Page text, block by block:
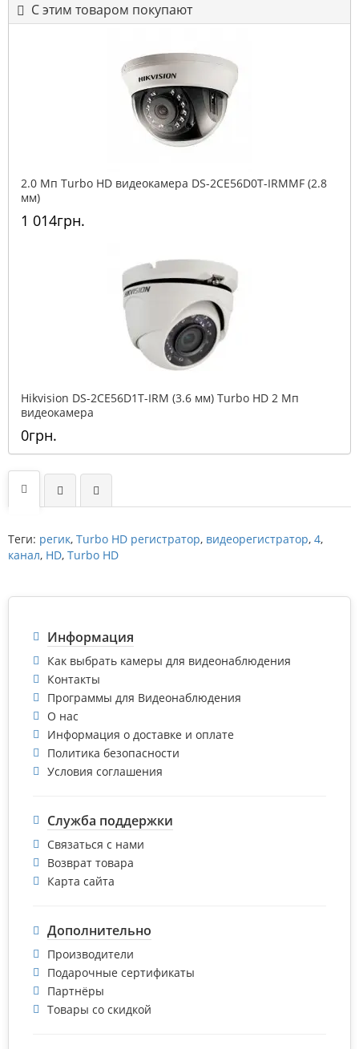
С этим товаром покупают
2.0 Мп Turbo HD видеокамера DS-2CE56D0T-IRMMF (2.8
мм)
1 014грн.
Hikvision DS-2CE56D1T-IRM (3.6 мм) Turbo HD 2 Мп
видеокамера
0грн.
Теги: регик, Turbo HD регистратор, видеорегистратор, 4,
канал, HD, Turbo HD
Информация
Как выбрать камеры для видеонаблюдения
Контакты
Программы для Видеонаблюдения
О нас
Информация о доставке и оплате
Политика безопасности
Условия соглашения
Служба поддержки
Связаться с нами
Возврат товара
Карта сайта
Дополнительно
Производители
Подарочные сертификаты
Партнёры
Товары со скидкой